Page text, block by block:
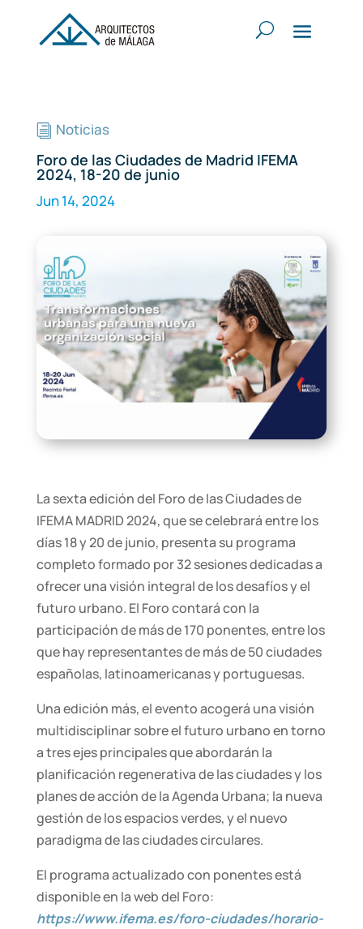
i Noticias
Foro de las Ciudades de Madrid IFEMA
2024, 18-20 de junio
Jun 14, 2024
La sexta edición del Foro de las Ciudades de
IFEMA MADRID 2024, que se celebrará entre los
días 18 y 20 de junio, presenta su programa
completo formado por 32 sesiones dedicadas a
ofrecer una visión integral de los desafíos y el
futuro urbano. El Foro contará con la
participación de más de 170 ponentes, entre los
que hay representantes de más de 50 ciudades
españolas, latinoamericanas y portuguesas.
Una edición más, el evento acogerá una visión
multidisciplinar sobre el futuro urbano en torno
a tres ejes principales que abordarán la
planificación regenerativa de las ciudades y los
planes de acción de la Agenda Urbana; la nueva
gestión de los espacios verdes, y el nuevo
paradigma de las ciudades circulares.
El programa actualizado con ponentes está
disponible en la web del Foro:
https://www.ifema.es/foro-ciudades/horario-